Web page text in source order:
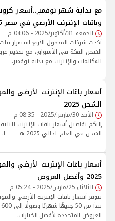
مع بداية شهر نوفمبر..أسعار
وباقات الإنترنت الأرضي في مصر 2025
الجمعة 31/أكتوبر/2025 - 04:06 م
أكدت شركات المحمول الأربع استمرار
الشحن الفكة في الأسواق، مع تقديم
للمكالمات والإنترنت مع بداية نوفمبر.
أسعار باقات الإنترنت الأرضي
الشحن 2025
الأحد 30/مارس/2025 - 08:35 م
إليكم تفاصيل أسعار باقات الإنترنت
الشحن في العام الحالي 2025 هنـــــــــــــا.
أسعار باقات الإنترنت الأرضي
2025 وأفضل العروض
الثلاثاء 25/مارس/2025 - 05:24 م
تتوفر أسعار باقات الإنترنت الأرضي
العروض المتجددة لأفضل الخيارات.